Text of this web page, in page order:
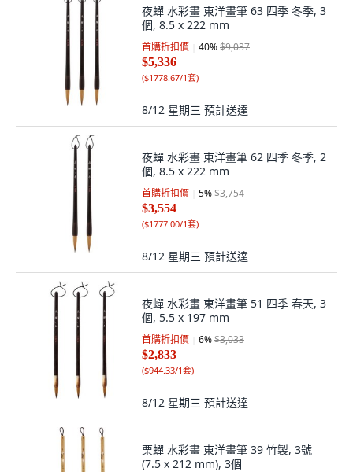
夜蟬 水彩畫 東洋畫筆 63 四季 冬季, 3
個, 8.5 x 222 mm
首購折扣價 40%$9,037
$5,336
($1778.67/1套)
8/12 星期三 預計送達
夜蟬 水彩畫 東洋畫筆 62 四季 冬季, 2
個, 8.5 x 222 mm
首購折扣價 5%$3,754
$3,554
($1777.00/1套)
8/12 星期三 預計送達
夜蟬 水彩畫 東洋畫筆 51 四季 春天, 3
個, 5.5 x 197 mm
首購折扣價 6%$3,033
$2,833
($944.33/1套)
8/12 星期三 預計送達
栗蟬 水彩畫 東洋畫筆 39 竹製, 3號
(7.5 x 212 mm), 3個